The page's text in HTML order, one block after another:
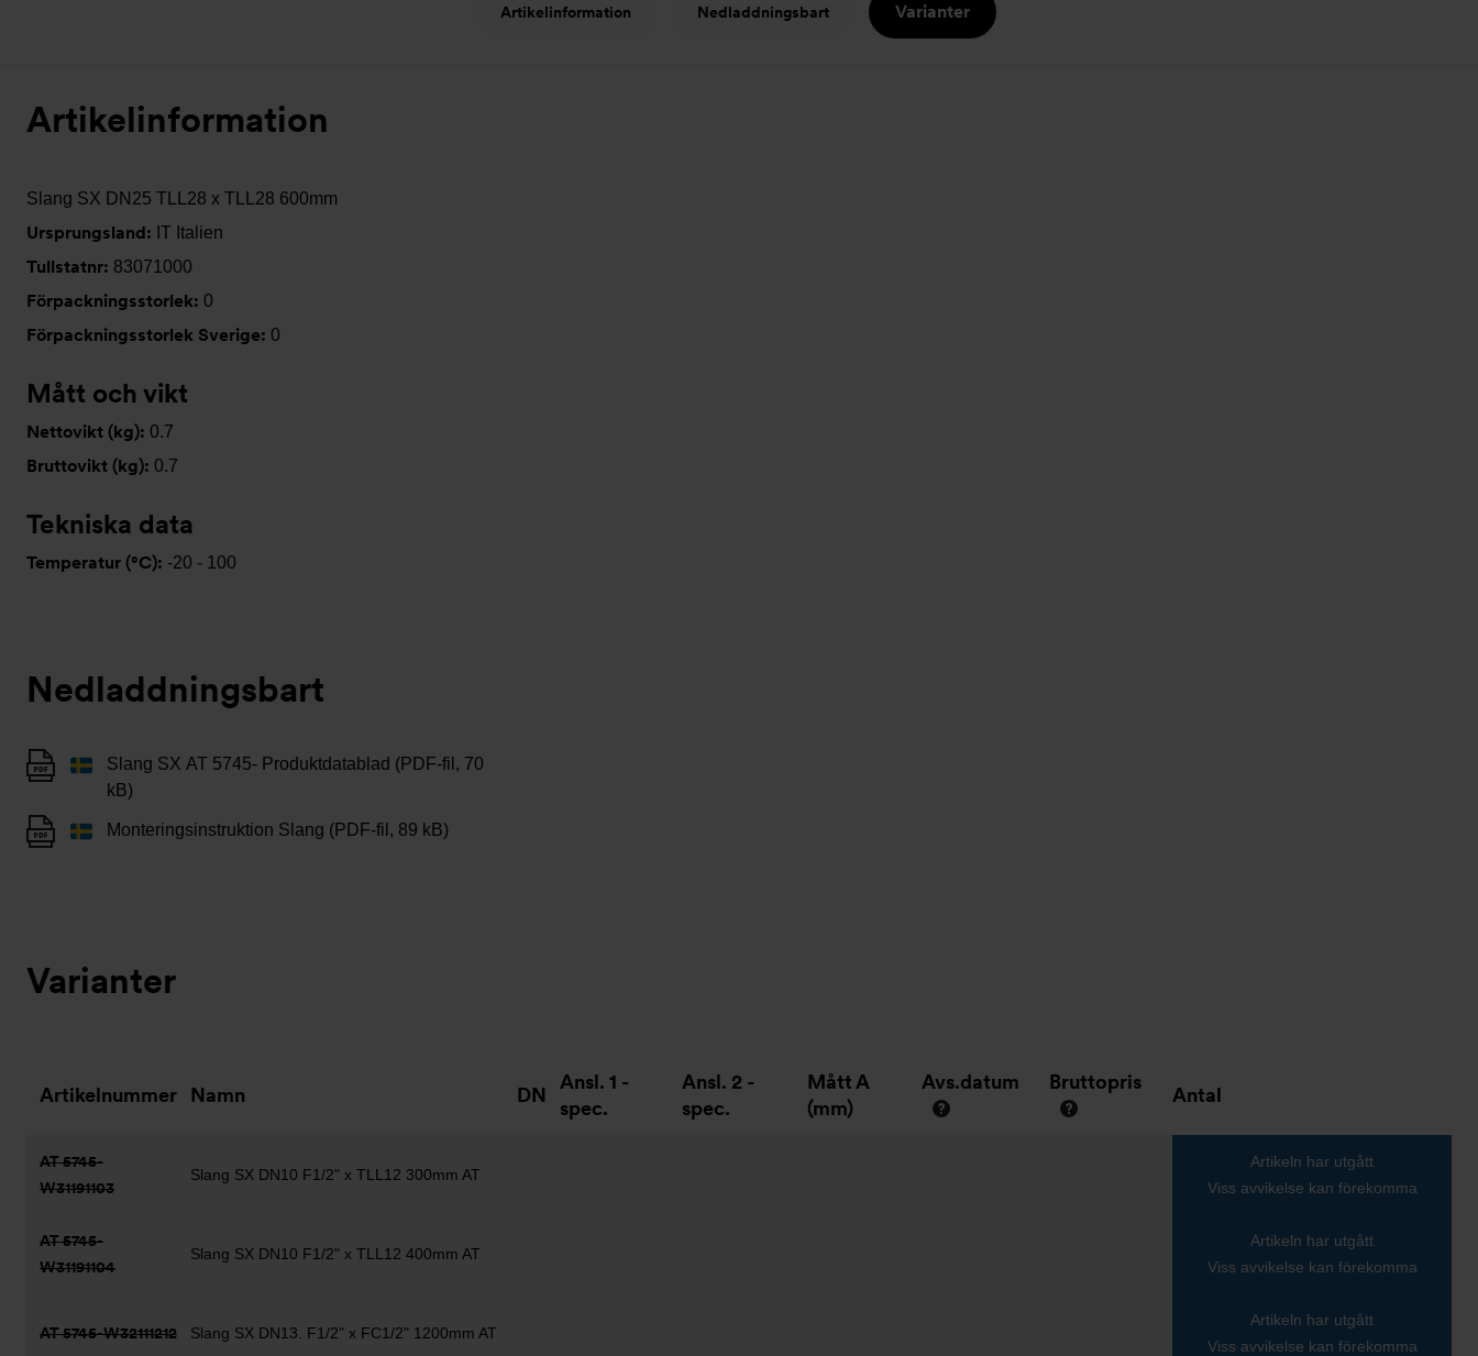
Artikelinformation Nedladdningsbart Varianter
Artikelinformation
Slang SX DN25 TLL28 x TLL28 600mm
Ursprungsland: IT Italien
Tullstatnr: 83071000
Förpackningsstorlek: 0
Förpackningsstorlek Sverige: 0
Mått och vikt
Nettovikt (kg): 0.7
Bruttovikt (kg): 0.7
Tekniska data
Temperatur (°C): -20 - 100
Nedladdningsbart
Slang SX AT 5745- Produktdatablad (PDF-fil, 70
kB)
Monteringsinstruktion Slang (PDF-fil, 89 kB)
Varianter
Artikelnummer Namn DN
Ansl. 1 -
spec.
Ansl. 2 -
spec.
Mått A
(mm)
Avs.datum Bruttopris
Antal
AT 5745-
W31191103
Slang SX DN10 F1/2" x TLL12 300mm AT
Artikeln har utgått
Viss avvikelse kan förekomma
AT 5745-
W31191104
Slang SX DN10 F1/2" x TLL12 400mm AT
Artikeln har utgått
Viss avvikelse kan förekomma
AT 5745-W32111212 Slang SX DN13. F1/2" x FC1/2" 1200mm AT
Artikeln har utgått
Viss avvikelse kan förekomma